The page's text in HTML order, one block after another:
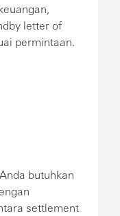
letter of
permintaan.
butuhkan
settlement